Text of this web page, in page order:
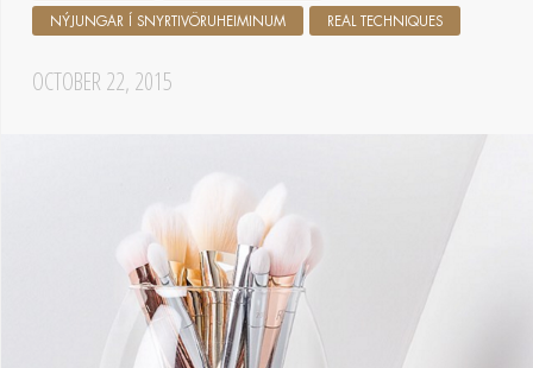
OCTOBER 22, 2015
NÝJUNGAR Í SNYRTIVÖRUHEIMINUM REAL TECHNIQUES